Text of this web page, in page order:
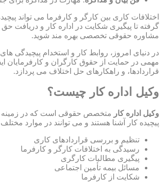
اختلافات کاری بین کارگر و کارفرما می تواند
گرفته تا پیگیری شکایت در اداره کار و دریافت
مشاوره حقوقی تخصصی بهره مند شوید.
در دنیای امروز، روابط کار و استخدام پیچیدگی
مهمی در حمایت از حقوق کارگران و کارفرمایان
قراردادها، و راهکارهای حل اختلاف می پردازد.
وکیل اداره کار چیست؟
وکیل اداره کار متخصص حقوقی است که در زمینه
پیچیده کار آشنا هستند و می توانند در موارد
تنظیم و بررسی قراردادهای کاری
رسیدگی به اختلافات کارگر و کارفرما
پیگیری مطالبات کارگری
مسائل بیمه تأمین اجتماعی
شکایت از کارفرما